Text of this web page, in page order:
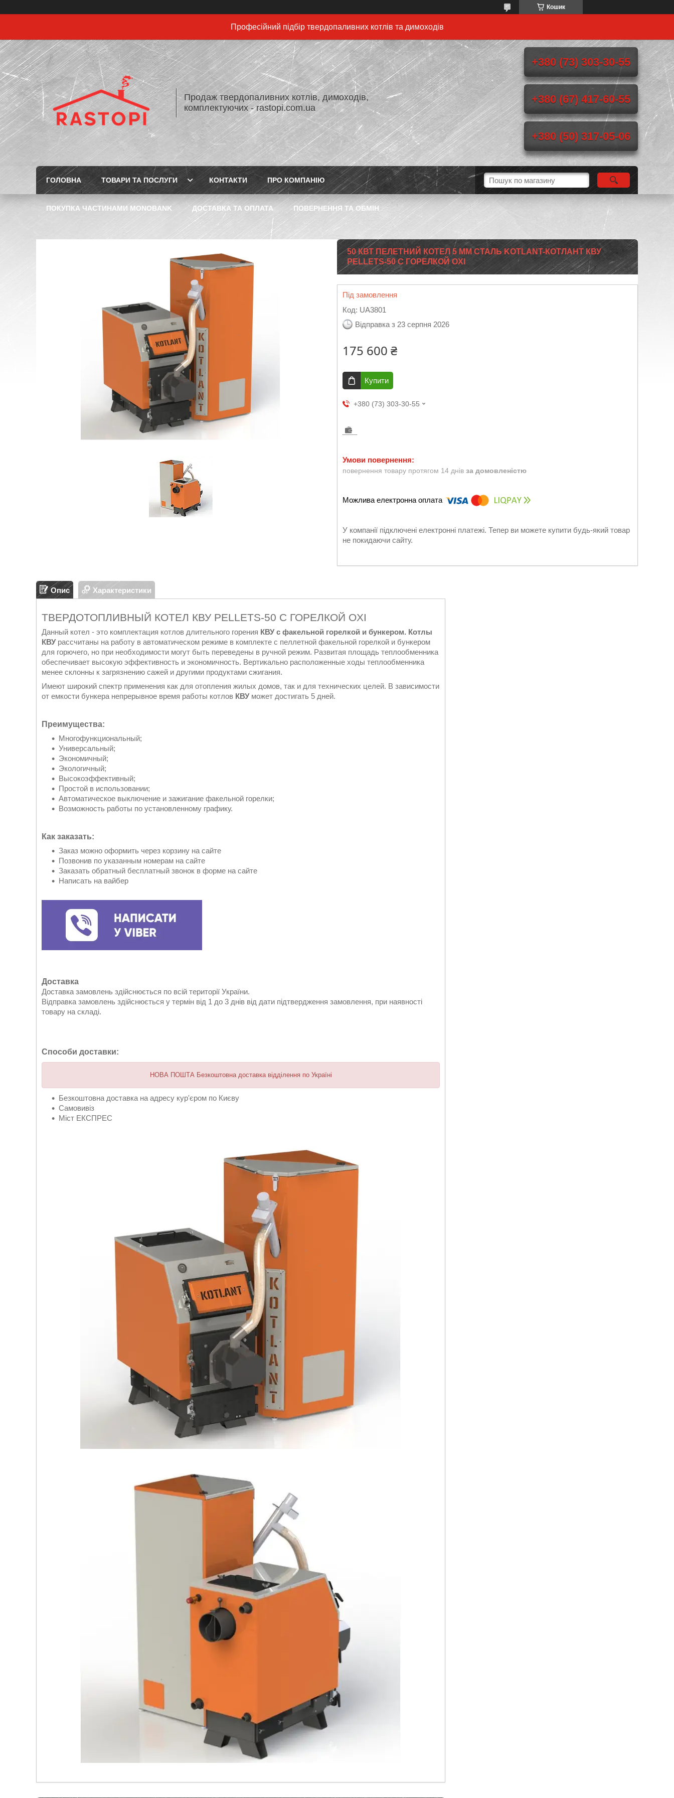
Кошик
Професійний підбір твердопаливних котлів та димоходів
Продаж твердопаливних котлів, димоходів,
комплектуючих - rastopi.com.ua
+380 (73) 303-30-55
+380 (67) 417-60-55
+380 (50) 317-05-06
ГОЛОВНА ТОВАРИ ТА ПОСЛУГИ КОНТАКТИ ПРО КОМПАНІЮ
ПОКУПКА ЧАСТИНАМИ MONOBANK ДОСТАВКА ТА ОПЛАТА ПОВЕРНЕННЯ ТА ОБМІН
50 КВТ ПЕЛЕТНИЙ КОТЕЛ 5 ММ СТАЛЬ KOTLANT-КОТЛАНТ КВУ
PELLETS-50 С ГОРЕЛКОЙ OXI
Під замовлення
Код: UA3801
Відправка з 23 серпня 2026
175 600 ₴
Купити
+380 (73) 303-30-55
повернення товару протягом 14 днів за домовленістю
У компанії підключені електронні платежі. Тепер ви можете купити будь-який товар
не покидаючи сайту.
Опис Характеристики
ТВЕРДОТОПЛИВНЫЙ КОТЕЛ КВУ PELLETS-50 С ГОРЕЛКОЙ OXI
Данный котел - это комплектация котлов длительного горения КВУ с факельной горелкой и бункером. Котлы
КВУрассчитаны на работу в автоматическом режиме в комплекте с пеллетной факельной горелкой и бункером
для горючего, но при необходимости могут быть переведены в ручной режим. Развитая площадь теплообменника
обеспечивает высокую эффективность и экономичность. Вертикально расположенные ходы теплообменника
менее склонны к загрязнению сажей и другими продуктами сжигания.
Имеют широкий спектр применения как для отопления жилых домов, так и для технических целей. В зависимости
от емкости бункера непрерывное время работы котлов КВУможет достигать 5 дней.
Преимущества:
Многофункциональный;
Универсальный;
Экономичный;
Экологичный;
Высокоэффективный;
Простой в использовании;
Автоматическое выключение и зажигание факельной горелки;
Возможность работы по установленному графику.
Как заказать:
Заказ можно оформить через корзину на сайте
Позвонив по указанным номерам на сайте
Заказать обратный бесплатный звонок в форме на сайте
Написать на вайбер
Доставка
Доставка замовлень здійснюється по всій території України.
Відправка замовлень здійснюється у термін від 1 до 3 днів від дати підтвердження замовлення, при наявності
товару на складі.
Способи доставки:
НОВА ПОШТА Безкоштовна доставка відділення по Україні
Безкоштовна доставка на адресу кур'єром по Києву
Самовивіз
Міст ЕКСПРЕС